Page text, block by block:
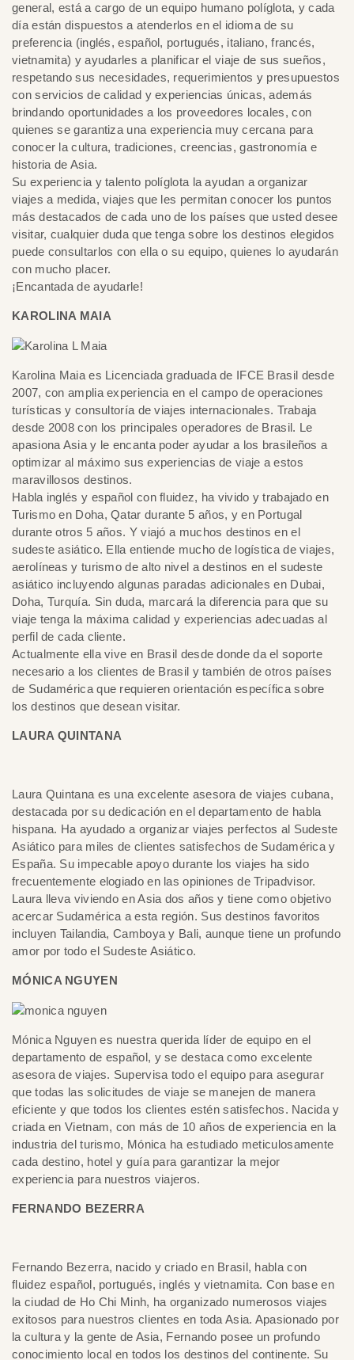
general, está a cargo de un equipo humano políglota, y cada
día están dispuestos a atenderlos en el idioma de su
preferencia (inglés, español, portugués, italiano, francés,
vietnamita) y ayudarles a planificar el viaje de sus sueños,
respetando sus necesidades, requerimientos y presupuestos
con servicios de calidad y experiencias únicas, además
brindando oportunidades a los proveedores locales, con
quienes se garantiza una experiencia muy cercana para
conocer la cultura, tradiciones, creencias, gastronomía e
historia de Asia.
Su experiencia y talento políglota la ayudan a organizar
viajes a medida, viajes que les permitan conocer los puntos
más destacados de cada uno de los países que usted desee
visitar, cualquier duda que tenga sobre los destinos elegidos
puede consultarlos con ella o su equipo, quienes lo ayudarán
con mucho placer.
¡Encantada de ayudarle!
KAROLINA MAIA
Karolina Maia es Licenciada graduada de IFCE Brasil desde
2007, con amplia experiencia en el campo de operaciones
turísticas y consultoría de viajes internacionales. Trabaja
desde 2008 con los principales operadores de Brasil. Le
apasiona Asia y le encanta poder ayudar a los brasileños a
optimizar al máximo sus experiencias de viaje a estos
maravillosos destinos.
Habla inglés y español con fluidez, ha vivido y trabajado en
Turismo en Doha, Qatar durante 5 años, y en Portugal
durante otros 5 años. Y viajó a muchos destinos en el
sudeste asiático. Ella entiende mucho de logística de viajes,
aerolíneas y turismo de alto nivel a destinos en el sudeste
asiático incluyendo algunas paradas adicionales en Dubai,
Doha, Turquía. Sin duda, marcará la diferencia para que su
viaje tenga la máxima calidad y experiencias adecuadas al
perfil de cada cliente.
Actualmente ella vive en Brasil desde donde da el soporte
necesario a los clientes de Brasil y también de otros países
de Sudamérica que requieren orientación específica sobre
los destinos que desean visitar.
LAURA QUINTANA
Laura Quintana es una excelente asesora de viajes cubana,
destacada por su dedicación en el departamento de habla
hispana. Ha ayudado a organizar viajes perfectos al Sudeste
Asiático para miles de clientes satisfechos de Sudamérica y
España. Su impecable apoyo durante los viajes ha sido
frecuentemente elogiado en las opiniones de Tripadvisor.
Laura lleva viviendo en Asia dos años y tiene como objetivo
acercar Sudamérica a esta región. Sus destinos favoritos
incluyen Tailandia, Camboya y Bali, aunque tiene un profundo
amor por todo el Sudeste Asiático.
MÓNICA NGUYEN
Mónica Nguyen es nuestra querida líder de equipo en el
departamento de español, y se destaca como excelente
asesora de viajes. Supervisa todo el equipo para asegurar
que todas las solicitudes de viaje se manejen de manera
eficiente y que todos los clientes estén satisfechos. Nacida y
criada en Vietnam, con más de 10 años de experiencia en la
industria del turismo, Mónica ha estudiado meticulosamente
cada destino, hotel y guía para garantizar la mejor
experiencia para nuestros viajeros.
FERNANDO BEZERRA
Fernando Bezerra, nacido y criado en Brasil, habla con
fluidez español, portugués, inglés y vietnamita. Con base en
la ciudad de Ho Chi Minh, ha organizado numerosos viajes
exitosos para nuestros clientes en toda Asia. Apasionado por
la cultura y la gente de Asia, Fernando posee un profundo
conocimiento local en todos los destinos del continente. Su